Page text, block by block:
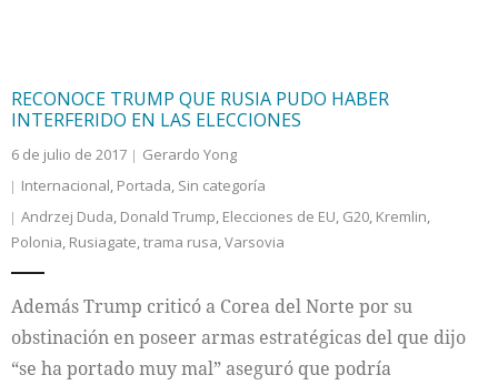
RECONOCE TRUMP QUE RUSIA PUDO HABER
INTERFERIDO EN LAS ELECCIONES
6 de julio de 2017
Gerardo Yong
Internacional, Portada, Sin categoría
Andrzej Duda, Donald Trump, Elecciones de EU, G20, Kremlin,
Polonia, Rusiagate,trama rusa,Varsovia
Además Trump criticó a Corea del Norte por su
obstinación en poseer armas estratégicas del que dijo
“se ha portado muy mal” aseguró que podría